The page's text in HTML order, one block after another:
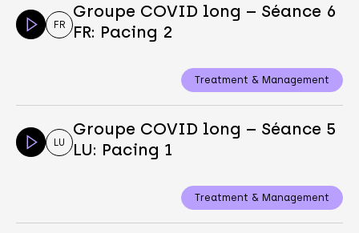
FR
Groupe COVID long – Séance 6
FR: Pacing 2
Treatment & Management
LU
Groupe COVID long – Séance 5
LU: Pacing 1
Treatment & Management